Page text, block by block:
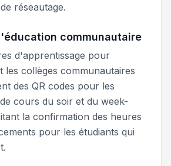
réseautage.
communautaire
d'apprentissage pour
les collèges communautaires
des QR codes pour les
cours du soir et du week-
la confirmation des heures
pour les étudiants qui